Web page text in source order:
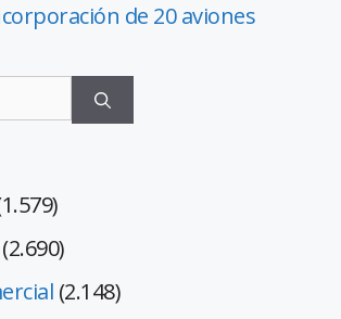
de 20 aviones
(2.690)
(2.148)